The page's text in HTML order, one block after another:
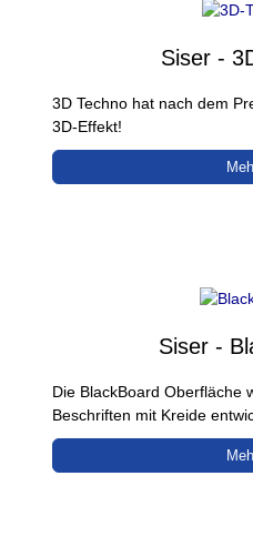
Siser -
3D Techno hat nach dem
3D-Effekt!
Siser -
Die BlackBoard Oberfläche
Beschriften mit Kreide